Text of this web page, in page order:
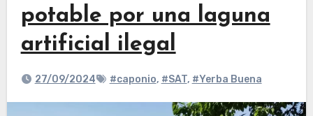
potable por una laguna
artificial ilegal
27/09/2024 #caponio, #SAT, #Yerba Buena